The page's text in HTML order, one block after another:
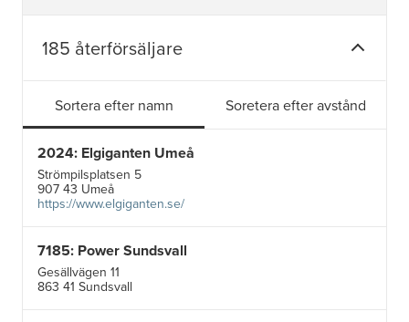
185 återförsäljare
Sortera efter namn Soretera efter avstånd
2024: Elgiganten Umeå
Strömpilsplatsen 5
907 43 Umeå
https://www.elgiganten.se/
7185: Power Sundsvall
Gesällvägen 11
863 41 Sundsvall